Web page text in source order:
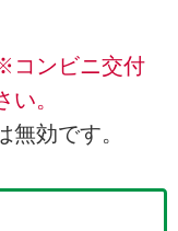
コンビニ交付
。
効です。